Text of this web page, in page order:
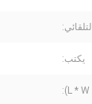
يكتب: